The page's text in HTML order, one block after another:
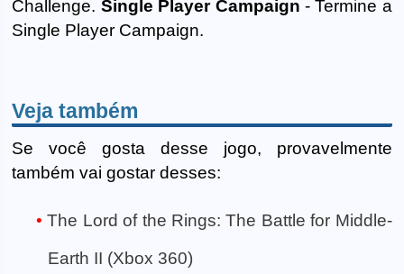
Challenge. Single Player Campaign - Termine a
Single Player Campaign.
Veja também
Se você gosta desse jogo, provavelmente
também vai gostar desses:
The Lord of the Rings: The Battle for Middle-
Earth II (Xbox 360)